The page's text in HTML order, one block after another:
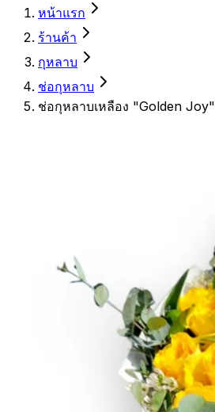
หน้าแรก
ร้านค้า
กุหลาบ
ช่อกุหลาบ
ช่อกุหลาบเหลือง "Golden Joy"